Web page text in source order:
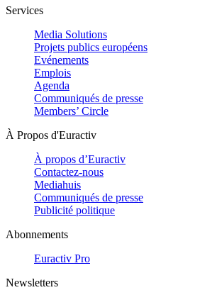
Services
Media Solutions
Projets publics européens
Evénements
Emplois
Agenda
Communiqués de presse
Members’ Circle
À Propos d'Euractiv
À propos d’Euractiv
Contactez-nous
Mediahuis
Communiqués de presse
Publicité politique
Abonnements
Euractiv Pro
Newsletters